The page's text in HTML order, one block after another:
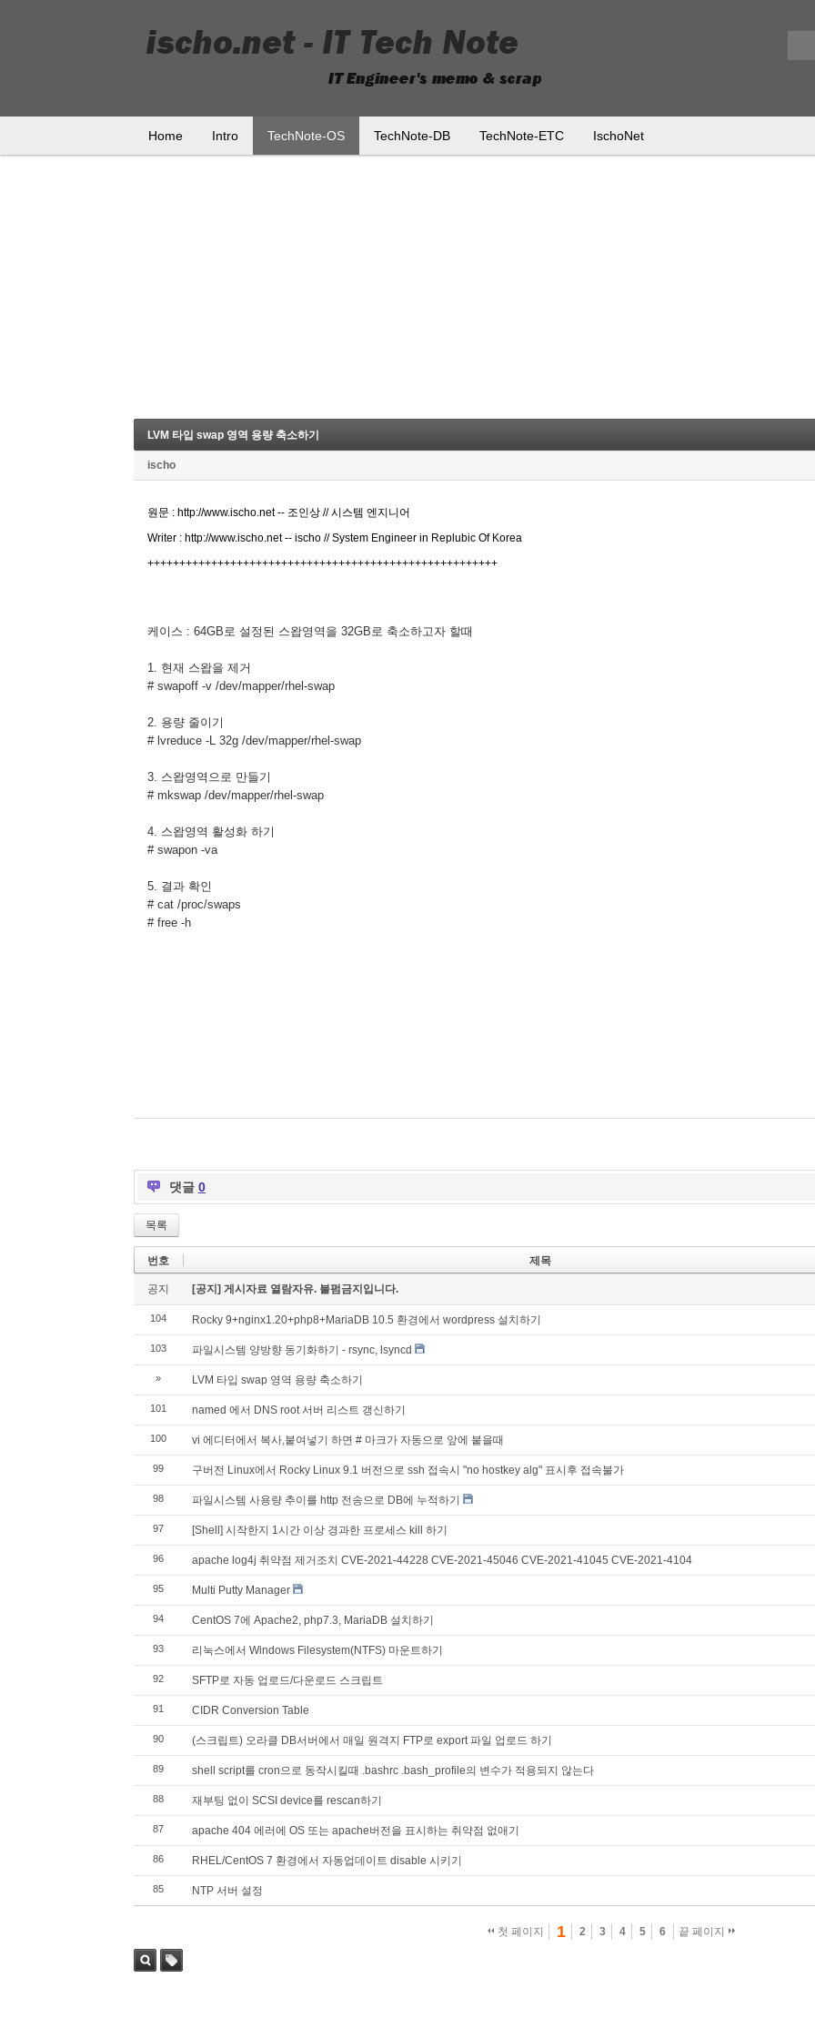
Home Intro TechNote-OS TechNote-DB TechNote-ETC IschoNet
LVM 타입 swap 영역 용량 축소하기
ischo
원문 : http://www.ischo.net -- 조인상 // 시스템 엔지니어
Writer : http://www.ischo.net -- ischo // System Engineer in Replubic Of Korea
+++++++++++++++++++++++++++++++++++++++++++++++++++++++
케이스 : 64GB로 설정된 스왑영역을 32GB로 축소하고자 할때
1. 현재 스왑을 제거
# swapoff -v /dev/mapper/rhel-swap
2. 용량 줄이기
# lvreduce -L 32g /dev/mapper/rhel-swap
3. 스왑영역으로 만들기
# mkswap /dev/mapper/rhel-swap
4. 스왑영역 활성화 하기
# swapon -va
5. 결과 확인
# cat /proc/swaps
# free -h
댓글 0
목록
번호 제목
공지 [공지] 게시자료 열람자유. 불펌금지입니다.
104 Rocky 9+nginx1.20+php8+MariaDB 10.5 환경에서 wordpress 설치하기
103 파일시스템 양방향 동기화하기 - rsync, lsyncd
» LVM 타입 swap 영역 용량 축소하기
101 named 에서 DNS root 서버 리스트 갱신하기
100 vi 에디터에서 복사,붙여넣기 하면 # 마크가 자동으로 앞에 붙을때
99 구버전 Linux에서 Rocky Linux 9.1 버전으로 ssh 접속시 "no hostkey alg" 표시후 접속불가
98 파일시스템 사용량 추이를 http 전송으로 DB에 누적하기
97 [Shell] 시작한지 1시간 이상 경과한 프로세스 kill 하기
96 apache log4j 취약점 제거조치 CVE-2021-44228 CVE-2021-45046 CVE-2021-41045 CVE-2021-4104
95 Multi Putty Manager
94 CentOS 7에 Apache2, php7.3, MariaDB 설치하기
93 리눅스에서 Windows Filesystem(NTFS) 마운트하기
92 SFTP로 자동 업로드/다운로드 스크립트
91 CIDR Conversion Table
90 (스크립트) 오라클 DB서버에서 매일 원격지 FTP로 export 파일 업로드 하기
89 shell script를 cron으로 동작시킬때 .bashrc .bash_profile의 변수가 적용되지 않는다
88 재부팅 없이 SCSI device를 rescan하기
87 apache 404 에러에 OS 또는 apache버전을 표시하는 취약점 없애기
86 RHEL/CentOS 7 환경에서 자동업데이트 disable 시키기
85 NTP 서버 설정
첫 페이지 1 2 3 4 5 6 끝 페이지